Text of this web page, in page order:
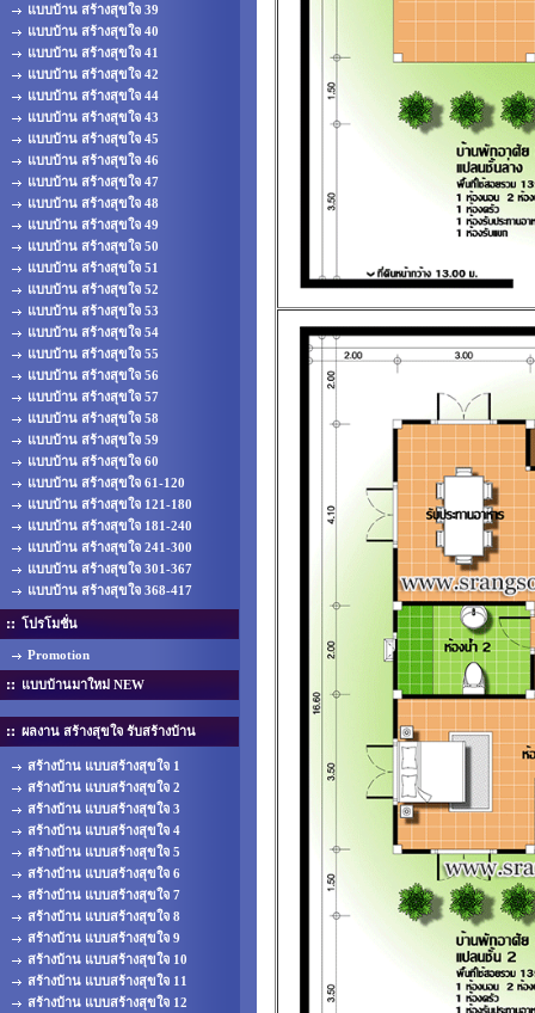
แบบบ้าน สร้างสุขใจ 39
แบบบ้าน สร้างสุขใจ 40
แบบบ้าน สร้างสุขใจ 41
แบบบ้าน สร้างสุขใจ 42
แบบบ้าน สร้างสุขใจ 44
แบบบ้าน สร้างสุขใจ 43
แบบบ้าน สร้างสุขใจ 45
แบบบ้าน สร้างสุขใจ 46
แบบบ้าน สร้างสุขใจ 47
แบบบ้าน สร้างสุขใจ 48
แบบบ้าน สร้างสุขใจ 49
แบบบ้าน สร้างสุขใจ 50
แบบบ้าน สร้างสุขใจ 51
แบบบ้าน สร้างสุขใจ 52
แบบบ้าน สร้างสุขใจ 53
แบบบ้าน สร้างสุขใจ 54
แบบบ้าน สร้างสุขใจ 55
แบบบ้าน สร้างสุขใจ 56
แบบบ้าน สร้างสุขใจ 57
แบบบ้าน สร้างสุขใจ 58
แบบบ้าน สร้างสุขใจ 59
แบบบ้าน สร้างสุขใจ 60
แบบบ้าน สร้างสุขใจ 61-120
แบบบ้าน สร้างสุขใจ 121-180
แบบบ้าน สร้างสุขใจ 181-240
แบบบ้าน สร้างสุขใจ 241-300
แบบบ้าน สร้างสุขใจ 301-367
แบบบ้าน สร้างสุขใจ 368-417
โปรโมชั่น
Promotion
แบบบ้านมาใหม่ NEW
ผลงาน สร้างสุขใจ รับสร้างบ้าน
สร้างบ้าน แบบสร้างสุขใจ 1
สร้างบ้าน แบบสร้างสุขใจ 2
สร้างบ้าน แบบสร้างสุขใจ 3
สร้างบ้าน แบบสร้างสุขใจ 4
สร้างบ้าน แบบสร้างสุขใจ 5
สร้างบ้าน แบบสร้างสุขใจ 6
สร้างบ้าน แบบสร้างสุขใจ 7
สร้างบ้าน แบบสร้างสุขใจ 8
สร้างบ้าน แบบสร้างสุขใจ 9
สร้างบ้าน แบบสร้างสุขใจ 10
สร้างบ้าน แบบสร้างสุขใจ 11
สร้างบ้าน แบบสร้างสุขใจ 12